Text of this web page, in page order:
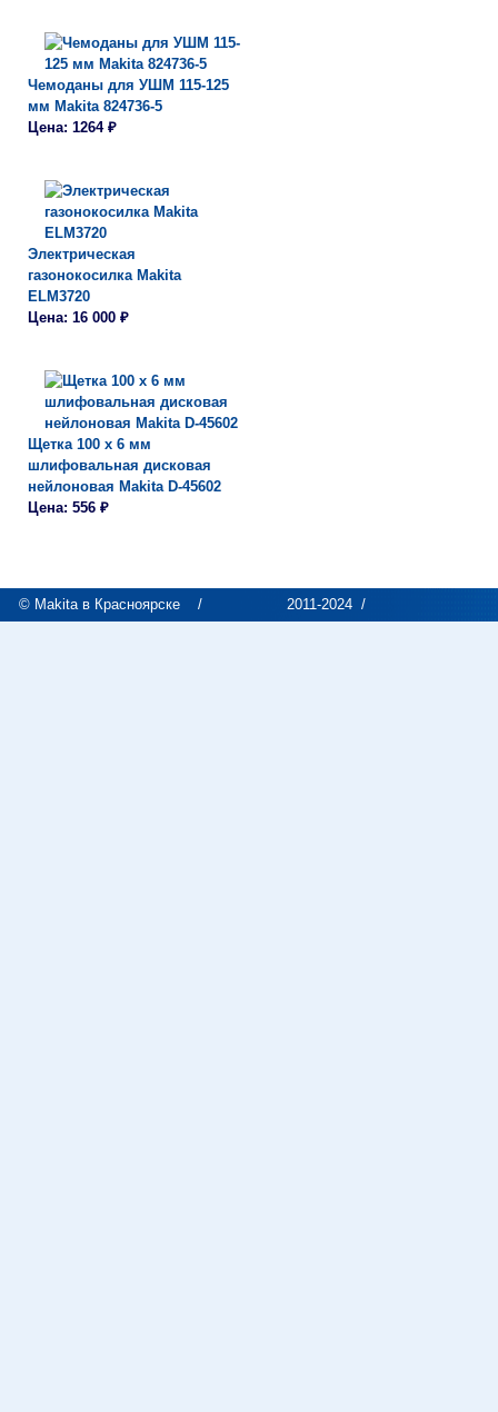
Чемоданы для УШМ 115-125
мм Makita 824736-5
Цена: 1264 ₽
Электрическая
газонокосилка Makita
ELM3720
Цена: 16 000 ₽
Щетка 100 х 6 мм
шлифовальная дисковая
нейлоновая Makita D-45602
Цена: 556 ₽
© Makita в Красноярске / 2011-2024 /